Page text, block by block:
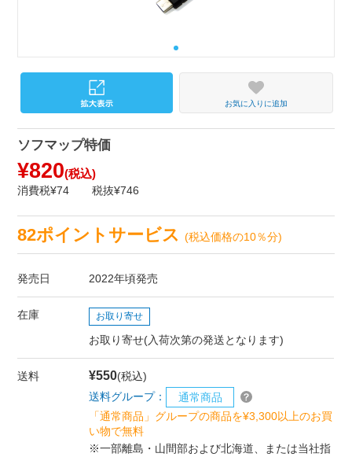
お気に入りに追加
ソフマップ特価
¥820(税込)
消費税¥74 税抜¥746
82ポイントサービス(税込価格の10％分)
発売日 2022年頃発売
在庫 お取り寄せ
お取り寄せ(入荷次第の発送となります)
送料 ¥550(税込)
送料グループ：
通常商品
「通常商品」グループの商品を¥3,300以上のお買
い物で無料
※一部離島・山間部および北海道、または当社指